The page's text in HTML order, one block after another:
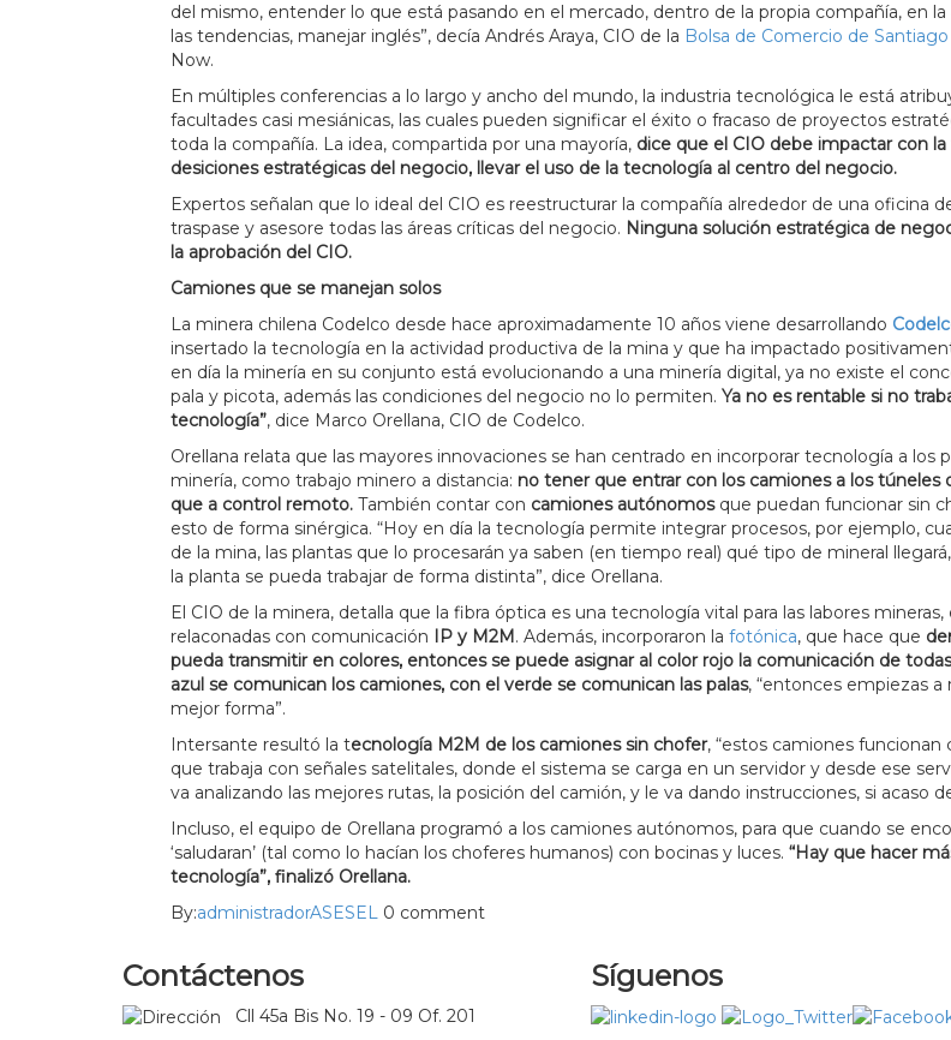
del mismo, entender lo que está pasando en el mercado, dentro de la propia compañía, en
las tendencias, manejar inglés”, decía Andrés Araya, CIO de la Bolsa de Comercio de Santiago
Now.
En múltiples conferencias a lo largo y ancho del mundo, la industria tecnológica le está
facultades casi mesiánicas, las cuales pueden significar el éxito o fracaso de proyectos
toda la compañía. La idea, compartida por una mayoría, dice que el CIO debe impactar con
desiciones estratégicas del negocio, llevar el uso de la tecnología al centro del negocio.
Expertos señalan que lo ideal del CIO es reestructurar la compañía alrededor de una oficina
traspase y asesore todas las áreas críticas del negocio. Ninguna solución estratégica de
la aprobación del CIO.
Camiones que se manejan solos
La minera chilena Codelco desde hace aproximadamente 10 años viene desarrollando
insertado la tecnología en la actividad productiva de la mina y que ha impactado
en día la minería en su conjunto está evolucionando a una minería digital, ya no existe el
pala y picota, además las condiciones del negocio no lo permiten. Ya no es rentable si no
tecnología”, dice Marco Orellana, CIO de Codelco.
Orellana relata que las mayores innovaciones se han centrado en incorporar tecnología a los
minería, como trabajo minero a distancia: no tener que entrar con los camiones a los túneles
que a control remoto. También contar con camiones autónomosque puedan funcionar sin
esto de forma sinérgica. “Hoy en día la tecnología permite integrar procesos, por ejemplo,
de la mina, las plantas que lo procesarán ya saben (en tiempo real) qué tipo de mineral
la planta se pueda trabajar de forma distinta”, dice Orellana.
El CIO de la minera, detalla que la fibra óptica es una tecnología vital para las labores
relaconadas con comunicación IP y M2M. Además, incorporaron la fotónica, que hace que
pueda transmitir en colores, entonces se puede asignar al color rojo la comunicación de
azul se comunican los camiones, con el verde se comunican las palas, “entonces empiezas
mejor forma”.
Intersante resultó la tecnología M2M de los camiones sin chofer, “estos camiones
que trabaja con señales satelitales, donde el sistema se carga en un servidor y desde ese
va analizando las mejores rutas, la posición del camión, y le va dando instrucciones, si acaso
Incluso, el equipo de Orellana programó a los camiones autónomos, para que cuando se
‘saludaran’ (tal como lo hacían los choferes humanos) con bocinas y luces. “Hay que hacer
tecnología”, finalizó Orellana.
By:administradorASESEL 0 comment
Contáctenos
Cll 45a Bis No. 19 - 09 Of. 201
Síguenos